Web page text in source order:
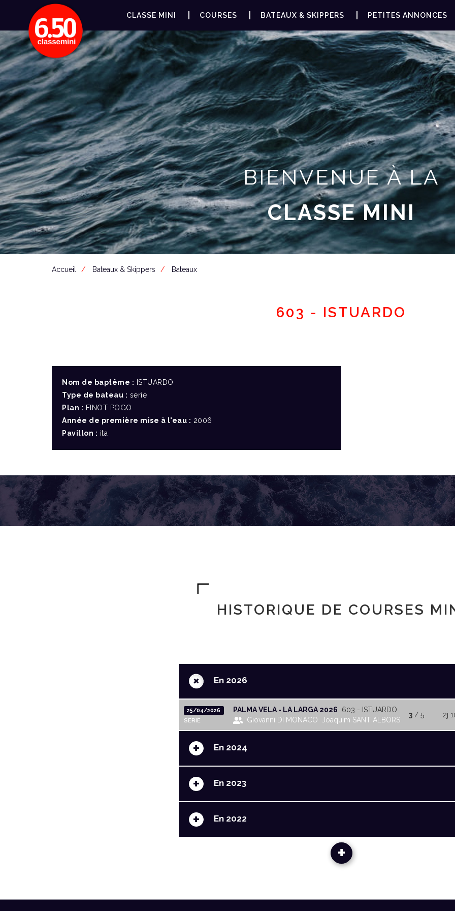
CLASSE MINI COURSES BATEAUX & SKIPPERS PETITES ANNONCES
BIENVENUE À LA
CLASSE MINI
Accueil
Bateaux & Skippers Bateaux
603 - ISTUARDO
Nom de baptême : ISTUARDO
Type de bateau : serie
Plan : FINOT POGO
Année de première mise à l'eau : 2006
Pavillon : ita
HISTORIQUE DE COURSES
+ En 2026
25/04/2026
SERIE
PALMA VELA - LA LARGA 2026
603 - ISTUARDO
Giovanni DI MONACO
Joaquim SANT ALBORS
3 / 5 2j
+ En 2024
+ En 2023
+ En 2022
+